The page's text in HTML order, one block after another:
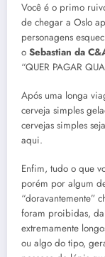
Você é o primo
de chegar a Oslo
personagens
o Sebastian da
“QUER PAGAR
Após uma longa
cerveja simples
cervejas simples
aqui.
Enfim, tudo o que
porém por algum
“doravantemente”
foram proibidas,
extremamente
ou algo do tipo,